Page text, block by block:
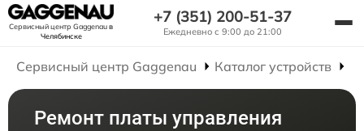
Сервисный центр Gaggenauв
Челябинске
+7 (351) 200-51-37
Ежедневно с 9:00 до 21:00
Сервисный центр Gaggenau Каталог устройств
Ремонт платы управления